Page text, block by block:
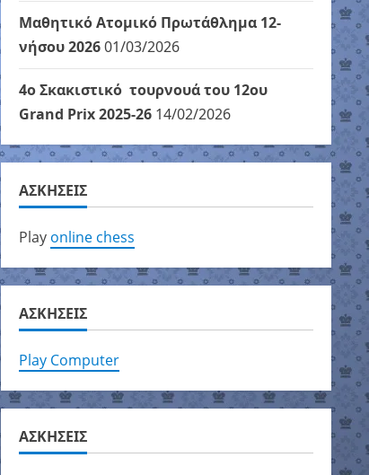
Μαθητικό Ατομικό Πρωτάθλημα 12-
νήσου 202601/03/2026
4ο Σκακιστικό τουρνουά του 12ου
Grand Prix 2025-26 14/02/2026
ΑΣΚΗΣΕΙΣ
Play online chess
ΑΣΚΗΣΕΙΣ
Play Computer
ΑΣΚΗΣΕΙΣ